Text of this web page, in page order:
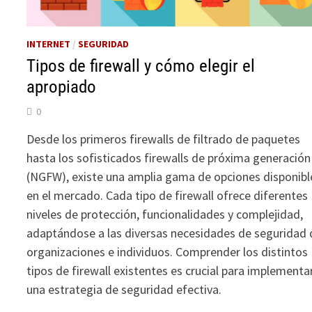
INTERNET /SEGURIDAD
Tipos de firewall y cómo elegir el
apropiado
0
Desde los primeros firewalls de filtrado de paquetes
hasta los sofisticados firewalls de próxima generación
(NGFW), existe una amplia gama de opciones
en el mercado. Cada tipo de firewall ofrece diferentes
niveles de protección, funcionalidades y complejidad,
adaptándose a las diversas necesidades de seguridad
organizaciones e individuos. Comprender los distintos
tipos de firewall existentes es crucial para
una estrategia de seguridad efectiva.